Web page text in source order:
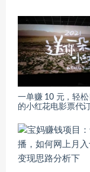
一单赚 10 元，轻
的小红花电影票代